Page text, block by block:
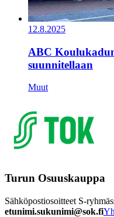
12.8.2025
ABC
suunnitellaan
Muut
Turun Osuuskauppa
Sähköpostiosoitteet S-
etunimi.sukunimi@sok.fi